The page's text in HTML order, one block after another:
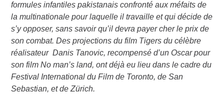
formules infantiles pakistanais confronté aux méfaits de
la multinationale pour laquelle il travaille et qui décide de
s’y opposer, sans savoir qu’il devra payer cher le prix de
son combat. Des projections du film Tigers du célèbre
réalisateur Danis Tanovic, recompensé d’un Oscar pour
son film No man’s land, ont déjà eu lieu dans le cadre du
Festival International du Film de Toronto, de San
Sebastian, et de Zürich.